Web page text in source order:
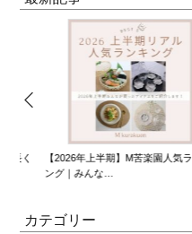
【2026年上半期】M苦楽園人気ランキ
ング｜みんな…
カテゴリー